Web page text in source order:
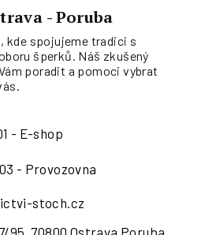
- Poruba
kde spojujeme tradici s
šperků. Náš zkušený
poradit a pomoci vybrat
- E-shop
- Provozovna
stoch.cz